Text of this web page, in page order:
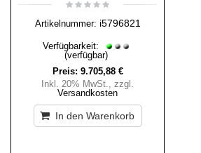
Artikelnummer: i5796821
Verfügbarkeit:
(verfügbar)
Preis: 9.705,88 €
Inkl. 20% MwSt., zzgl.
Versandkosten
In den Warenkorb